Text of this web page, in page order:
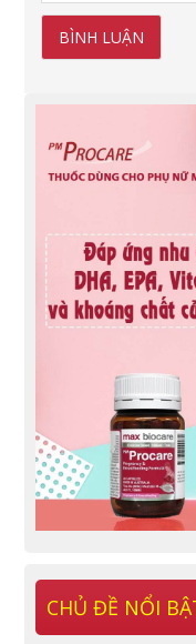
CHỦ ĐỀ NỔI